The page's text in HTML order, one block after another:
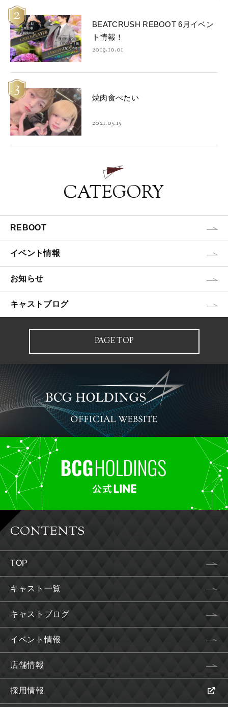
2
BEATCRUSH REBOOT 6月イベン
ト情報！
2019.10.01
3 焼肉食べたい
2021.05.15
CATEGORY
REBOOT
イベント情報
お知らせ
キャストブログ
PAGE TOP
CONTENTS
TOP
キャスト一覧
キャストブログ
イベント情報
店舗情報
採用情報